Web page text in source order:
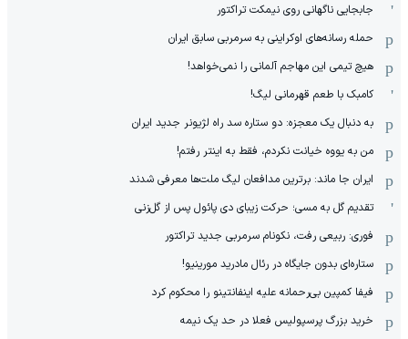
جابجایی ناگهانی روی نیمکت تراکتور
حمله رسانه‌های اوکراینی به سرمربی سابق ایران
هیچ‌ تیمی این مهاجم آلمانی را نمی‌خواهد!
کامبک با طعم قهرمانی لیگ!
به دنبال یک معجزه: دو ستاره سد راه لژیونر جدید ایران
من به یووه خیانت نکردم، فقط به اینتر رفتم!
ایران جا ماند: برترین مدافعان لیگ ملت‌ها معرفی شدند
تقدیم گل به مسی؛ حرکت زیبای دی پائول پس از گل‌زنی
فوری: ربیعی رفت، نکونام سرمربی جدید تراکتور
ستاره‌ای بدون جایگاه در رئال مادرید مورینیو!
فیفا کمپین بی‌رحمانه علیه اینفانتینو را محکوم کرد
خرید بزرگ پرسپولیس فعلا در حد یک نیمه